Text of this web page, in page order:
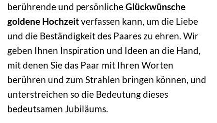
berührende und persönlicheGlückwünsche
goldene Hochzeitverfassen kann, um die Liebe
und die Beständigkeit des Paares zu ehren. Wir
geben Ihnen Inspiration und Ideen an die Hand,
mit denen Sie das Paar mit Ihren Worten
berühren und zum Strahlen bringen können, und
unterstreichen so die Bedeutung dieses
bedeutsamen Jubiläums.